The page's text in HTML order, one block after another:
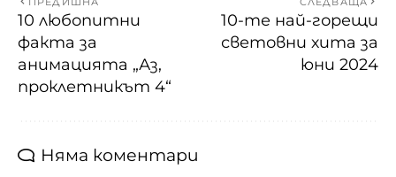
10 любопитни
факта за
анимацията „Аз,
проклетникът 4“
10-те най-горещи
световни хита за
юни 2024
Няма коментари